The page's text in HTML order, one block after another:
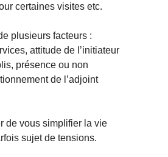
certaines visites etc.
plusieurs facteurs :
attitude de l’initiateur
présence ou non
de l’adjoint
de vous simplifier la vie
sujet de tensions.